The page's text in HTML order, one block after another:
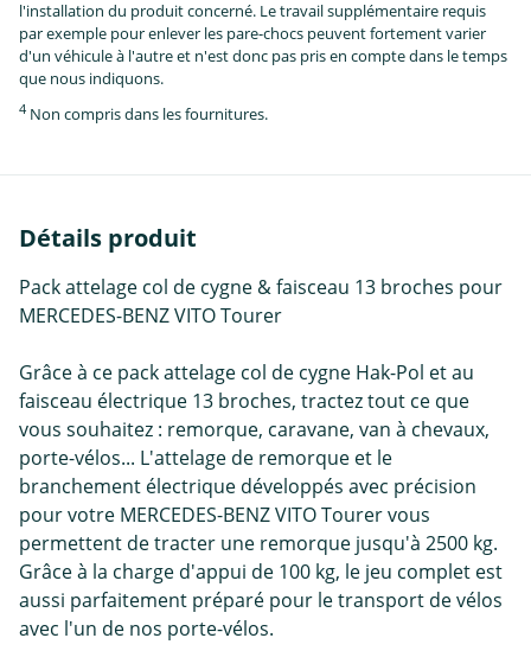
l'installation du produit concerné. Le travail supplémentaire requis
par exemple pour enlever les pare-chocs peuvent fortement varier
d'un véhicule à l'autre et n'est donc pas pris en compte dans le temps
que nous indiquons.
4 Non compris dans les fournitures.
Détails produit
Pack attelage col de cygne & faisceau 13 broches pour
MERCEDES-BENZ VITO Tourer
Grâce à ce pack attelage col de cygne Hak-Pol et au
faisceau électrique 13 broches, tractez tout ce que
vous souhaitez : remorque, caravane, van à chevaux,
porte-vélos... L'attelage de remorque et le
branchement électrique développés avec précision
pour votre MERCEDES-BENZ VITO Tourer vous
permettent de tracter une remorque jusqu'à 2500 kg.
Grâce à la charge d'appui de 100 kg, le jeu complet est
aussi parfaitement préparé pour le transport de vélos
avec l'un de nos porte-vélos.